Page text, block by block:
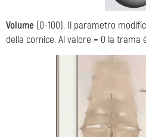
Volume (0-100). Il parametro
della cornice. Al valore = 0 la trama